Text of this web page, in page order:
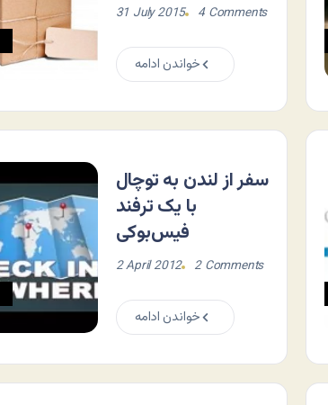
31 July 2015 4 Comments
خواندن ادامه
سفر از لندن به توچال
با یک ترفند
فیس‌بوکی
2 April 2012 2 Comments
خواندن ادامه